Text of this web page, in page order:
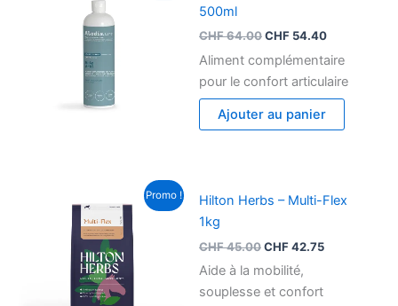
500ml
CHF64.00CHF 64.00.
CHF 54.40CHF 54.40.
Aliment complémentaire
pour le confort articulaire
Ajouter au panier
Promo !
Hilton Herbs – Multi-Flex
1kg
CHF45.00
prix
CHF 45.00.
CHF42.75
prix
CHF 42.75.
Aide à la mobilité,
souplesse et confort